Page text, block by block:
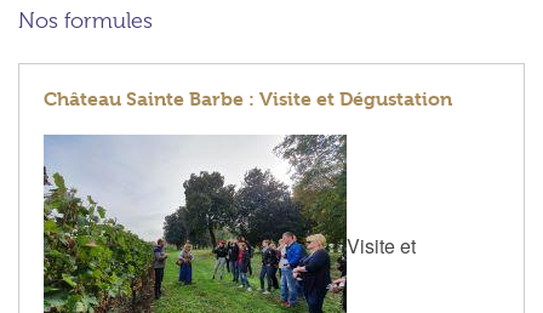
Nos formules
Château Sainte Barbe : Visite et Dégustation
Visite et